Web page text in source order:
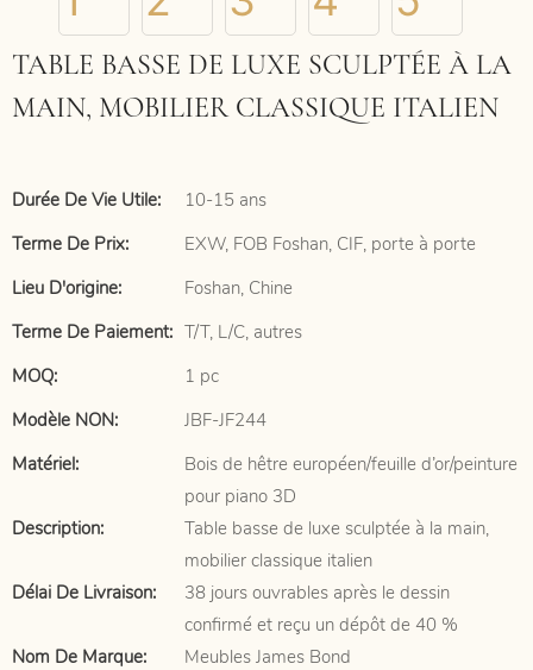
TABLE BASSE DE LUXE SCULPTÉE À LA
MAIN, MOBILIER CLASSIQUE ITALIEN
Durée De Vie Utile:
10-15 ans
Terme De Prix:
EXW, FOB Foshan, CIF, porte à porte
Lieu D'origine:
Foshan, Chine
Terme De Paiement: T/T, L/C, autres
MOQ:
1 pc
Modèle NON:
JBF-JF244
Matériel:
Bois de hêtre européen/feuille d’or/peinture
pour piano 3D
Description:
Table basse de luxe sculptée à la main,
mobilier classique italien
Délai De Livraison:
38 jours ouvrables après le dessin
confirmé et reçu un dépôt de 40 %
Nom De Marque:
Meubles James Bond